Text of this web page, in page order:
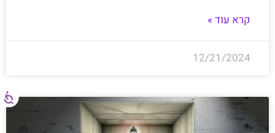
קרא עוד »
12/21/2024